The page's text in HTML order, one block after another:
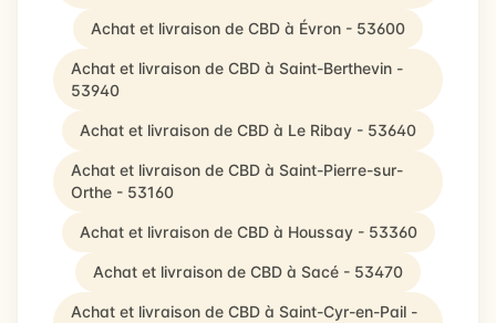
Achat et livraison de CBD à Évron - 53600
Achat et livraison de CBD à Saint-Berthevin -
53940
Achat et livraison de CBD à Le Ribay - 53640
Achat et livraison de CBD à Saint-Pierre-sur-
Orthe - 53160
Achat et livraison de CBD à Houssay - 53360
Achat et livraison de CBD à Sacé - 53470
Achat et livraison de CBD à Saint-Cyr-en-Pail -